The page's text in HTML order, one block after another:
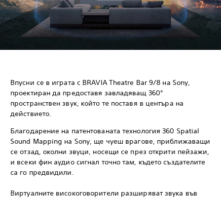
Впусни се в играта с BRAVIA Theatre Bar 9/8 на Sony,
проектиран да предоставя завладяващ 360°
пространствен звук, който те поставя в центъра на
действието.
Благодарение на патентованата технология 360 Spatial
Sound Mapping на Sony, ще чуеш врагове, приближаващи
се отзад, околни звуци, носещи се през открити пейзажи,
и всеки фин аудио сигнал точно там, където създателите
са го предвидили.
Виртуалните високоговорители разширяват звука във